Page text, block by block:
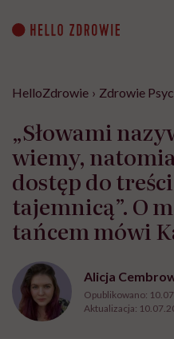
content
HelloZdrowie › Zdrowie
„Słowami
wiemy,
dostęp do
tajemnicą”. O
tańcem mówi
Alicja
Opublikowano:
Aktualizacja: